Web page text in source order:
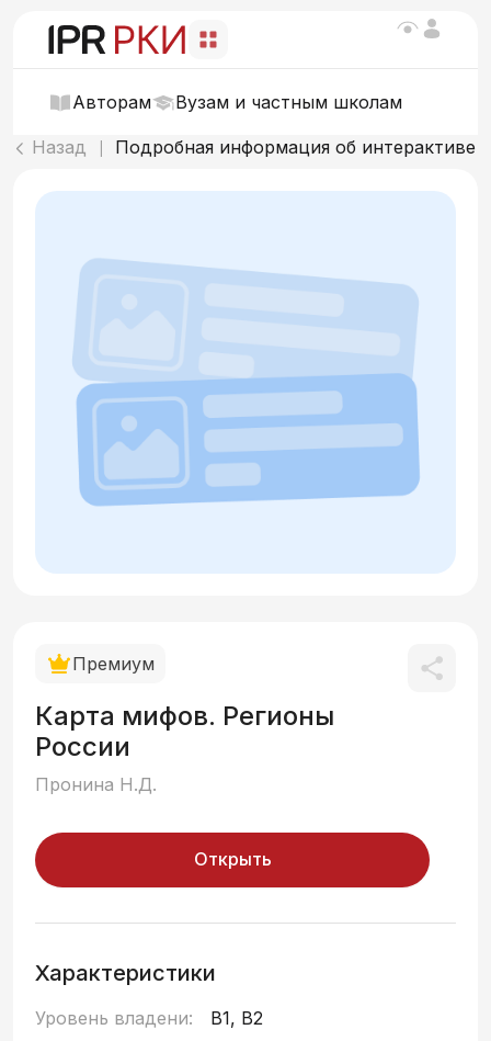
Авторам Вузам и частным школам
Назад Подробная информация об интерактиве
Премиум
Карта мифов. Регионы
России
Пронина Н.Д.
Открыть
Характеристики
Уровень владени:
B1, B2